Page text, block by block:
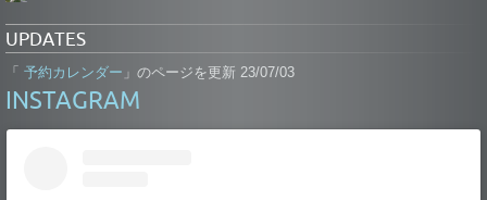
UPDATES
「 予約カレンダー 」のページを更新 23/07/03
INSTAGRAM